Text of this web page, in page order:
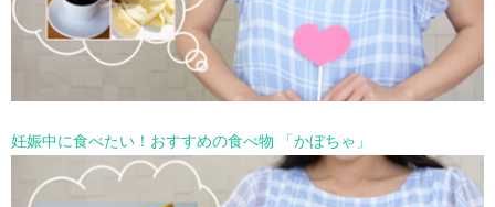
妊娠中に食べたい！おすすめの食べ物 「かぼちゃ」